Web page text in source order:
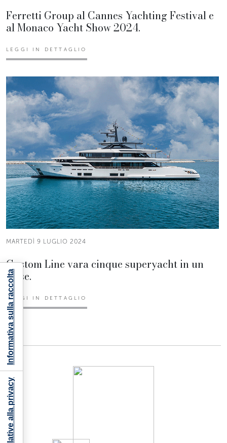
Ferretti Group al Cannes Yachting Festival e
al Monaco Yacht Show 2024.
LEGGI IN DETTAGLIO
MARTEDÌ 9 LUGLIO 2024
Custom Line vara cinque superyacht in un
mese.
LEGGI IN DETTAGLIO
Informativa sulla raccolta